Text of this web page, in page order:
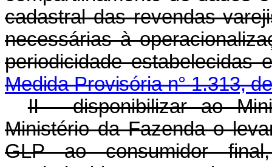
cadastral das revendas
necessárias à
periodicidade estabelecidas
Medida Provisória n° 1.313,
II - disponibilizar ao
Ministério da Fazenda o
GLP ao consumidor